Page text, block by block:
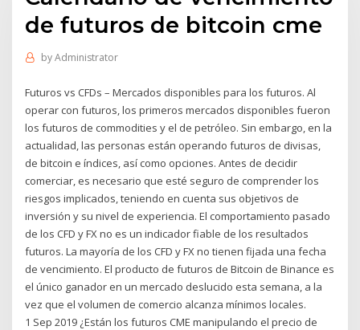
de futuros de bitcoin cme
byAdministrator
Futuros vs CFDs – Mercados disponibles para los futuros. Al
operar con futuros, los primeros mercados disponibles fueron
los futuros de commodities y el de petróleo. Sin embargo, en la
actualidad, las personas están operando futuros de divisas,
de bitcoin e índices, así como opciones. Antes de decidir
comerciar, es necesario que esté seguro de comprender los
riesgos implicados, teniendo en cuenta sus objetivos de
inversión y su nivel de experiencia. El comportamiento pasado
de los CFD y FX no es un indicador fiable de los resultados
futuros. La mayoría de los CFD y FX no tienen fijada una fecha
de vencimiento. El producto de futuros de Bitcoin de Binance es
el único ganador en un mercado deslucido esta semana, a la
vez que el volumen de comercio alcanza mínimos locales.
1 Sep 2019 ¿Están los futuros CME manipulando el precio de